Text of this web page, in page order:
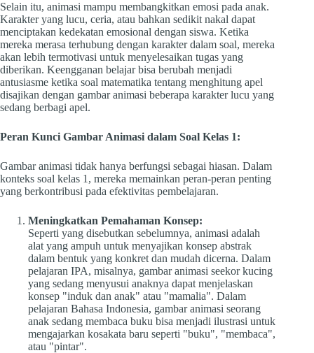
Selain itu, animasi mampu membangkitkan emosi pada anak.
Karakter yang lucu, ceria, atau bahkan sedikit nakal dapat
menciptakan kedekatan emosional dengan siswa. Ketika
mereka merasa terhubung dengan karakter dalam soal, mereka
akan lebih termotivasi untuk menyelesaikan tugas yang
diberikan. Keengganan belajar bisa berubah menjadi
antusiasme ketika soal matematika tentang menghitung apel
disajikan dengan gambar animasi beberapa karakter lucu yang
sedang berbagi apel.
Peran Kunci Gambar Animasi dalam Soal Kelas 1:
Gambar animasi tidak hanya berfungsi sebagai hiasan. Dalam
konteks soal kelas 1, mereka memainkan peran-peran penting
yang berkontribusi pada efektivitas pembelajaran.
Meningkatkan Pemahaman Konsep:
Seperti yang disebutkan sebelumnya, animasi adalah
alat yang ampuh untuk menyajikan konsep abstrak
dalam bentuk yang konkret dan mudah dicerna. Dalam
pelajaran IPA, misalnya, gambar animasi seekor kucing
yang sedang menyusui anaknya dapat menjelaskan
konsep "induk dan anak" atau "mamalia". Dalam
pelajaran Bahasa Indonesia, gambar animasi seorang
anak sedang membaca buku bisa menjadi ilustrasi untuk
mengajarkan kosakata baru seperti "buku", "membaca",
atau "pintar".